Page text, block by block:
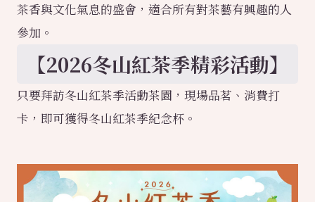
茶香與文化氣息的盛會，適合所有對茶藝有興趣的人
參加。
【2026冬山紅茶季精彩活動】
只要拜訪冬山紅茶季活動茶園，現場品茗、消費打
卡，即可獲得冬山紅茶季紀念杯。